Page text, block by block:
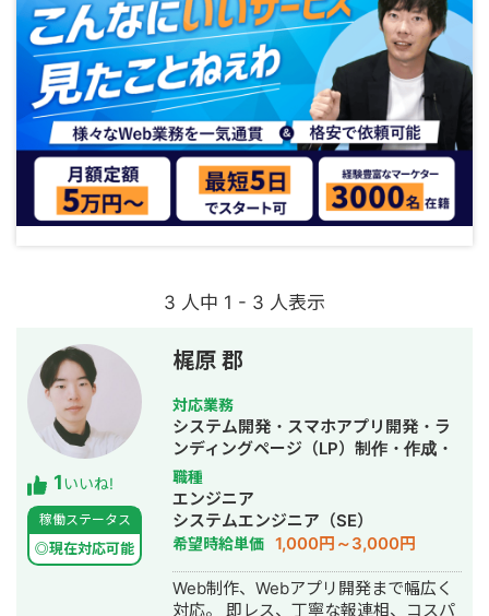
3 人中 1 - 3 人表示
1いいね!
稼働ステータス
◎現在対応可能
梶原 郡
対応業務
システム開発・スマホアプリ開発・ラ
ンディングページ（LP）制作・作成・
ECサイト構築・ネットショップ作成代
行・SEO対策・事務代行・ホームペー
ジ制作・作成
職種
エンジニア
システムエンジニア（SE）
希望時給単価 1,000円～3,000円
Web制作、Webアプリ開発まで幅広く
対応。 即レス、丁寧な報連相、コスパ